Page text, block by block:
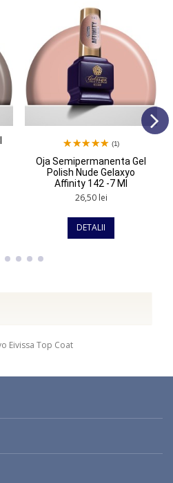
(1)
Oja Semipermanenta Gel
Polish Nude Gelaxyo
Affinity 142 -7 Ml
26,50 lei
DETALII